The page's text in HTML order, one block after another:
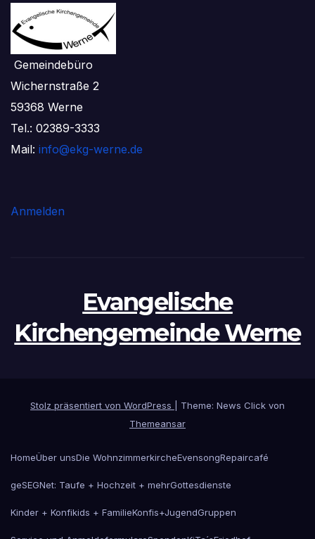
Gemeindebüro
Wichernstraße 2
59368 Werne
Tel.: 02389-3333
Mail: info@ekg-werne.de
Anmelden
Evangelische
Kirchengemeinde Werne
Stolz präsentiert von WordPress
Theme: News Click von
Themeansar
HomeÜber unsDie WohnzimmerkircheEvensongRepaircafé
geSEGNet: Taufe + Hochzeit + mehrGottesdienste
Kinder + Konfikids + FamilieKonfis+JugendGruppen